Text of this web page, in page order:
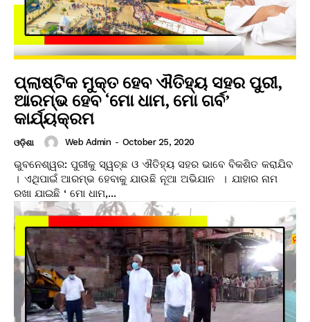
ପ୍ଲାଷ୍ଟିକ ମୁକ୍ତ ହେବ ଐତିହ୍ୟ ସହର ପୁରୀ,
ଆରମ୍ଭ ହେବ ‘ମୋ ଧାମ, ମୋ ଗର୍ବ’
କାର୍ଯ୍ୟକ୍ରମ
ଓଡ଼ିଶା Web Admin - October 25, 2020
ଭୁବନେଶ୍ୱର: ପୁରୀକୁ ସ୍ୱଚ୍ଛ ଓ ଐତିହ୍ୟ ସହର ଭାବେ ବିକଶିତ କରାଯିବ
। ଏଥିପାଇଁ ଆରମ୍ଭ ହେବାକୁ ଯାଉଛି ନୂଆ ଅଭିଯାନ । ଯାହାର ନାମ
ରଖା ଯାଇଛି ‘ ମୋ ଧାମ,...